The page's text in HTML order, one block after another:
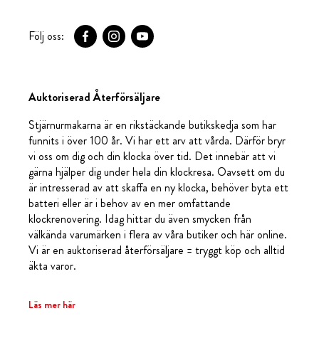
Följ oss:
Auktoriserad Återförsäljare
Stjärnurmakarna är en rikstäckande butikskedja som har
funnits i över 100 år. Vi har ett arv att vårda. Därför bryr
vi oss om dig och din klocka över tid. Det innebär att vi
gärna hjälper dig under hela din klockresa. Oavsett om du
är intresserad av att skaffa en ny klocka, behöver byta ett
batteri eller är i behov av en mer omfattande
klockrenovering. Idag hittar du även smycken från
välkända varumärken i flera av våra butiker och här online.
Vi är en auktoriserad återförsäljare = tryggt köp och alltid
äkta varor.
Läs mer här